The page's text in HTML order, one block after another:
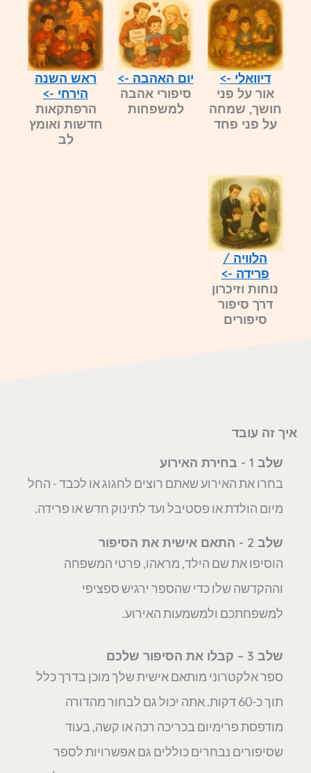
דיוואלי ->
אור על פני
חושך, שמחה
על פני פחד
יום האהבה ->
למשפחות
ראש השנה
הירחי ->
הרפתקאות
חדשות ואומץ
לב
הלוויה /
פרידה ->
נוחות וזיכרון
דרך סיפור
סיפורים
איך זה עובד
שלב 1 - בחירת האירוע
בחרו את האירוע שאתם רוצים לחגוג או לכבד - החל
מיום הולדת או פסטיבל ועד לתינוק חדש או פרידה.
שלב 2 - התאם אישית את הסיפור
הוסיפו את שם הילד, מראהו, פרטי המשפחה
וההקדשה שלו כדי שהספר ירגיש ספציפי
למשפחתכם ולמשמעות האירוע.
שלב 3 – קבלו את הסיפור שלכם
ספר אלקטרוני מותאם אישית שלך מוכן בדרך כלל
תוך כ-60 דקות. אתה יכול גם לבחור מהדורה
מודפסת פרימיום בכריכה רכה או קשה, בעוד
שסיפורים נבחרים כוללים גם אפשרויות לספר